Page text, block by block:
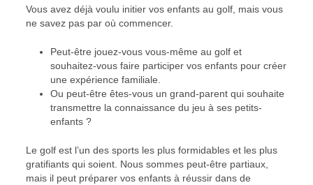
Vous avez déjà voulu initier vos enfants au golf, mais vous
ne savez pas par où commencer.
Peut-être jouez-vous vous-même au golf et
souhaitez-vous faire participer vos enfants pour créer
une expérience familiale.
Ou peut-être êtes-vous un grand-parent qui souhaite
transmettre la connaissance du jeu à ses petits-
enfants ?
Le golf est l’un des sports les plus formidables et les plus
gratifiants qui soient. Nous sommes peut-être partiaux,
mais il peut préparer vos enfants à réussir dans de